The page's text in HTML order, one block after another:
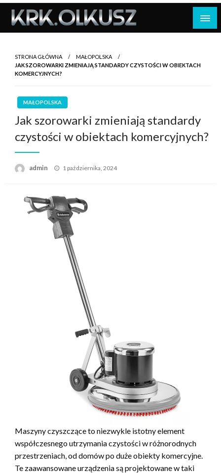
Skip
content
STRONA GŁÓWNA
MAŁOPOLSKA
JAK SZOROWARKI ZMIENIAJĄ STANDARDY CZYSTOŚCI W OBIEKTACH
KOMERCYJNYCH?
MAŁOPOLSKA
Jak szorowarki zmieniają standardy
czystości w obiektach komercyjnych?
admin
Opublikowane
1 października, 2024
Maszyny czyszczące to niezwykle istotny element
współczesnego utrzymania czystości w różnorodnych
przestrzeniach, od domów po duże obiekty komercyjne.
Te zaawansowane urządzenia są projektowane w taki